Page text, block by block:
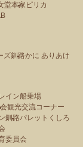
堂本家 ピリカ
ズ釧路かに ありあけ
イン船乗場
観光交流コーナー
釧路パレットくしろ
委員会